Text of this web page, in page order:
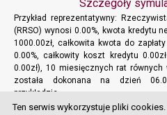
Szczegóły
Przykład reprezentatywny:
(RRSO) wynosi 0.00%, kwota kredytu
1000.00zł, całkowita kwota do
0.00%, całkowity koszt kredytu
0.00zł), 10 miesięcznych rat równych
została dokonana na dzień
przykładzie.
Ten serwis wykorzystuje pliki